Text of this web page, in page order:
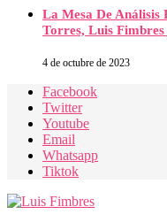
La Mesa De Análisis
Torres, Luis
4 de octubre de 2023
Facebook
Twitter
Youtube
Email
Whatsapp
Tiktok